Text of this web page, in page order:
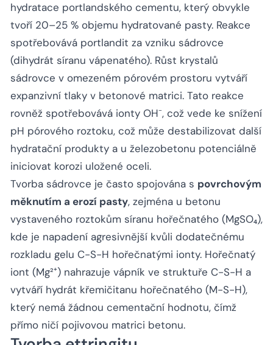
hydratace portlandského cementu, který obvykle
tvoří 20–25 % objemu hydratované pasty. Reakce
spotřebovává portlandit za vzniku sádrovce
(dihydrát síranu vápenatého). Růst krystalů
sádrovce v omezeném pórovém prostoru vytváří
expanzivní tlaky v betonové matrici. Tato reakce
rovněž spotřebovává ionty OH⁻, což vede ke snížení
pH pórového roztoku, což může destabilizovat další
hydratační produkty a u železobetonu potenciálně
iniciovat korozi uložené oceli.
Tvorba sádrovce je často spojována s povrchovým
měknutím a erozí pasty, zejména u betonu
vystaveného roztokům síranu hořečnatého (MgSO₄),
kde je napadení agresivnější kvůli dodatečnému
rozkladu gelu C-S-H hořečnatými ionty. Hořečnatý
iont (Mg²⁺) nahrazuje vápník ve struktuře C-S-H a
vytváří hydrát křemičitanu hořečnatého (M-S-H),
který nemá žádnou cementační hodnotu, čímž
přímo ničí pojivovou matrici betonu.